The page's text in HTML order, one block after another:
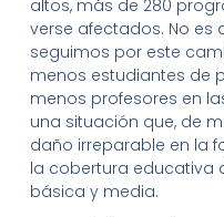
altos, más de 280
verse afectados. No es
seguimos por este
menos estudiantes de
menos profesores en
una situación que, de
daño irreparable en la
la cobertura educativa
básica y media.